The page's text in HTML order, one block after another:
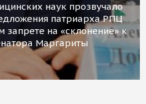
наук прозвучало
патриарха РПЦ
на «склонение» к
Маргариты